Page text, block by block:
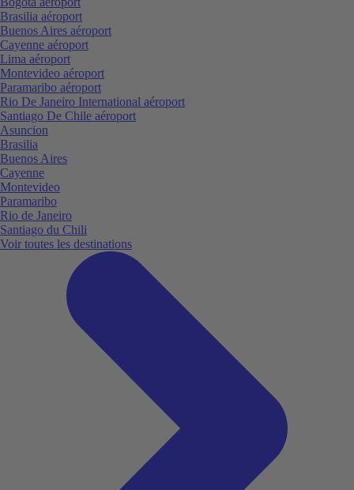
Brasilia aéroport
Buenos Aires aéroport
Cayenne aéroport
Lima aéroport
Montevideo aéroport
Paramaribo aéroport
Rio De Janeiro International aéroport
Santiago De Chile aéroport
Asuncion
Brasilia
Buenos Aires
Cayenne
Montevideo
Paramaribo
Rio de Janeiro
Santiago du Chili
Voir toutes les destinations